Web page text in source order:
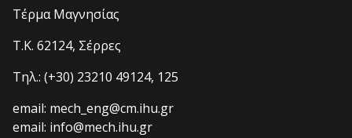
Τέρμα Μαγνησίας
T.K. 62124, Σέρρες
Τηλ.: (+30) 23210 49124, 125
email: mech_eng@cm.ihu.gr
email: info@mech.ihu.gr